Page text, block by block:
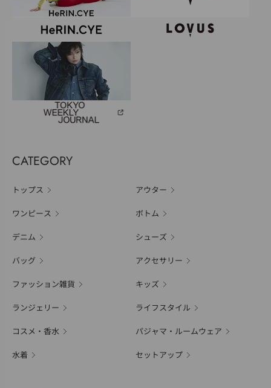
CATEGORY
トップス アウター
ワンピース ボトム
デニム シューズ
バッグ アクセサリー
ファッション雑貨 キッズ
ランジェリー ライフスタイル
コスメ・香水 パジャマ・ルームウェア
水着 セットアップ